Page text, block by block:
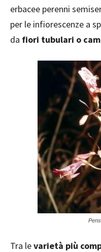
erbacee perenni
per le infiorescenze a
da fiori tubulari o
Tra levarietà più